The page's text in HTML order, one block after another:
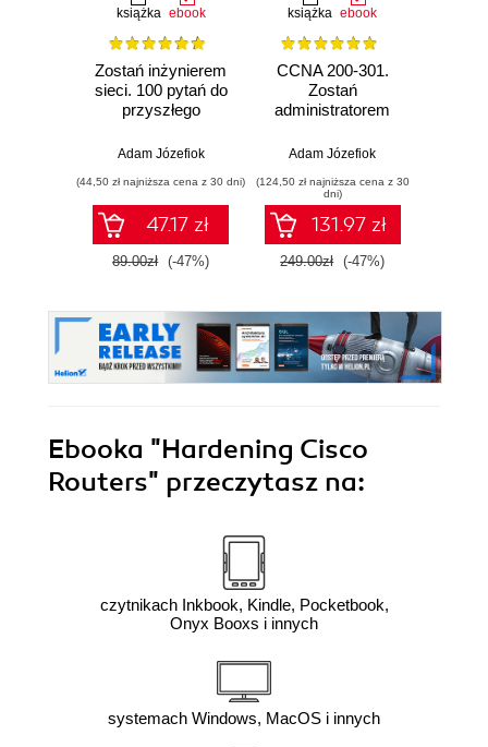
książka ebook
Zostań inżynierem
sieci. 100 pytań do
przyszłego
Adam Józefiok
(44,50 zł najniższa cena z 30 dni)
47.17 zł
89.00zł (-47%)
książka ebook
CCNA 200-301.
Zostań
administratorem
komputerowych
Adam Józefiok
(124,50 zł najniższa cena z 30
dni)
131.97 zł
249.00zł (-47%)
Ebooka "Hardening Cisco
Routers" przeczytasz na:
czytnikach Inkbook, Kindle, Pocketbook,
Onyx Booxs i innych
systemach Windows, MacOS i innych